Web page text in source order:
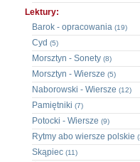
Lektury:
Barok - opracowania (19)
Cyd (5)
Morsztyn - Sonety (8)
Morsztyn - Wiersze (5)
Naborowski - Wiersze (12)
Pamiętniki (7)
Potocki - Wiersze (9)
Rytmy abo wiersze polskie
Skąpiec (11)